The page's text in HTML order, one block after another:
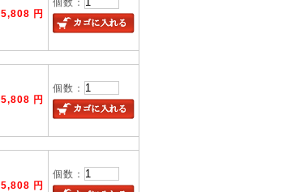
5,808 円
個数：
5,808 円
個数：
5,808 円
個数：